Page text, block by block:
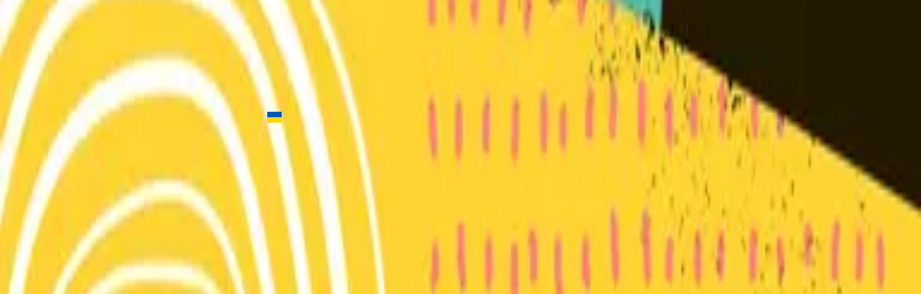
Little Life (For You Jesus)
2018
•Can You Believe It!?
Vida Achei
2019• Quem Dizes Que Eu Sou•Hillsong Em Português
Vida Achei
2020
•Rei Dos Reis•Hillsong Em Português
Живу для Ісуса
2025• Чи можеш ти повірити у це!? Hillsong in Ukrainian
Ouvir agora